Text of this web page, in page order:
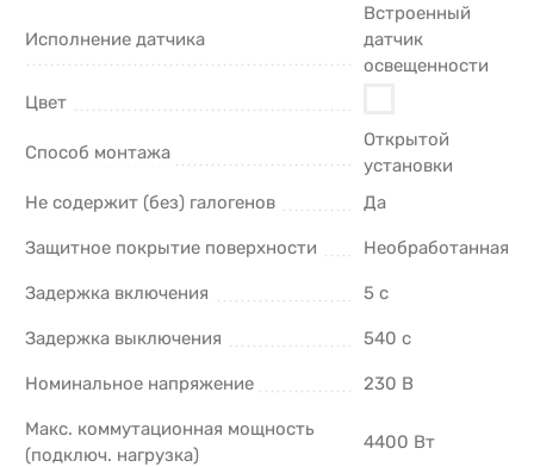
Исполнение датчика
Встроенный
датчик
освещенности
Цвет
Способ монтажа
Открытой
установки
Не содержит (без) галогенов
Да
Защитное покрытие поверхности Необработанная
Задержка включения 5 с
Задержка выключения 540 с
Номинальное напряжение 230 В
Макс. коммутационная мощность
(подключ. нагрузка)
4400 Вт